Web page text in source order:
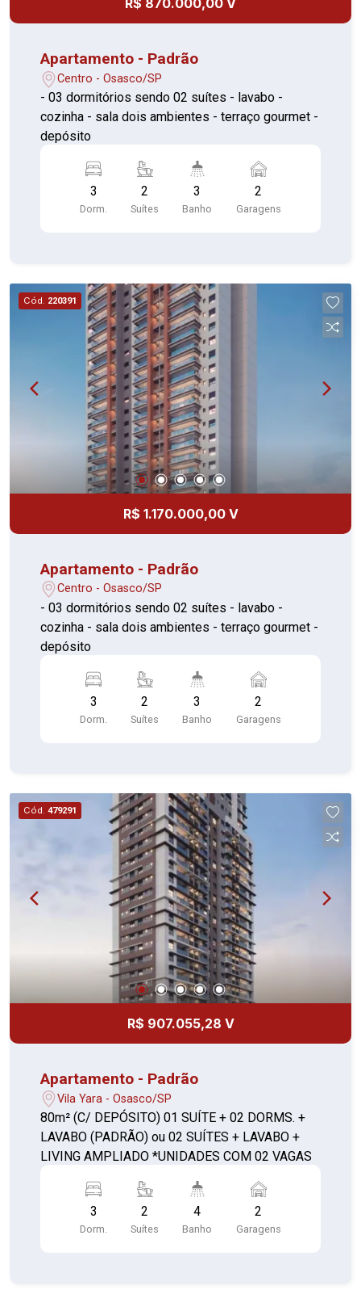
R$ 870.000,00 V
Apartamento - Padrão
Centro - Osasco/SP
- 03 dormitórios sendo 02 suítes - lavabo -
cozinha - sala dois ambientes - terraço gourmet -
depósito
3
Dorm.
2
Suítes
3
Banho
2
Garagens
Cód. 220391
R$ 1.170.000,00 V
Apartamento - Padrão
Centro - Osasco/SP
- 03 dormitórios sendo 02 suítes - lavabo -
cozinha - sala dois ambientes - terraço gourmet -
depósito
3
Dorm.
2
Suítes
3
Banho
2
Garagens
Cód. 479291
R$ 907.055,28 V
Apartamento - Padrão
Vila Yara - Osasco/SP
80m² (C/ DEPÓSITO) 01 SUÍTE + 02 DORMS. +
LAVABO (PADRÃO) ou 02 SUÍTES + LAVABO +
LIVING AMPLIADO *UNIDADES COM 02 VAGAS
3
Dorm.
2
Suítes
4
Banho
2
Garagens